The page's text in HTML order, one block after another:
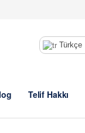
Türkçe
Telif Hakkı